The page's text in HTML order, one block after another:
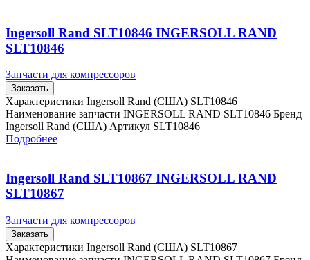
Ingersoll Rand SLT10846 INGERSOLL RAND
SLT10846
Запчасти для компрессоров
Заказать
Характеристики Ingersoll Rand (США) SLT10846
Наименование запчасти INGERSOLL RAND SLT10846 Бренд
Ingersoll Rand (США) Артикул SLT10846
Подробнее
Ingersoll Rand SLT10867 INGERSOLL RAND
SLT10867
Запчасти для компрессоров
Заказать
Характеристики Ingersoll Rand (США) SLT10867